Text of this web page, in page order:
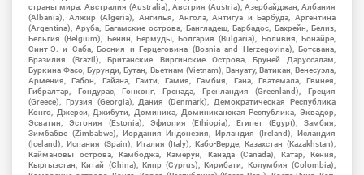
страны мира: Австралия (Australia), Австрия (Austria), Азербайджан, Албания
(Albania), Алжир (Algeria), Ангилья, Ангола, Антигуа и Барбуда, Аргентина
(Argentina), Аруба, Багамские острова, Бангладеш, Барбадос, Бахрейн, Белиз,
Бельгия (Belgium), Бенин, Бермуды, Болгария (Bulgaria), Боливия, Бонайре,
Синт-Э. и Саба, Босния и Герцеговина (Bosnia and Herzegovina), Ботсвана,
Бразилия (Brazil), Британские Виргинские Острова, Бруней Даруссалам,
Буркина Фасо, Бурунди, Бутан, Вьетнам (Vietnam), Вануату, Ватикан, Венесуэла,
Армения, Габон, Гайана, Гаити, Гамия, Гамбия, Гана, Гватемала, Гвинея,
Гибралтар, Гондурас, Гонконг, Гренада, Гренландия (Greenland), Греция
(Greece), Грузия (Georgia), Дания (Denmark), Демократическая Республика
Конго, Джерси, Джибути, Доминика, Доминиканская Республика, Эквадор,
Эсватин, Эстония (Estonia), Эфиопия (Ethiopia), Египет (Egypt), Замбия,
Зимбабве (Zimbabwe), Иордания Индонезия, Ирландия (Ireland), Исландия
(Iceland), Испания (Spain), Италия (Italy), Кабо-Верде, Казахстан (Kazakhstan),
Каймановы острова, Камбоджа, Камерун, Канада (Canada), Катар, Кения,
Кыргызстан, Китай (China), Кипр (Cyprus), Кирибати, Колумбия (Colombia),